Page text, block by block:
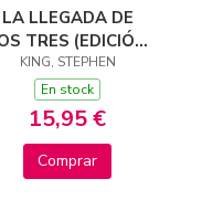
LA LLEGADA DE
TRES (EDICIÓN
CANTOS
TINTADOS) (LA
OSCURA 2)
KING, STEPHEN
En stock
15,95 €
Comprar